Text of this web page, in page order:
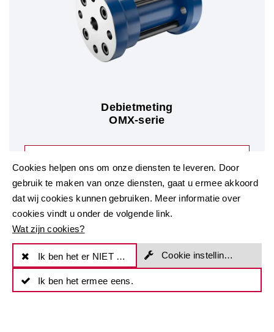
Debietmeting
OMX-serie
CONTACT KRAL
Cookies helpen ons om onze diensten te leveren. Door
gebruik te maken van onze diensten, gaat u ermee akkoord
dat wij cookies kunnen gebruiken. Meer informatie over
cookies vindt u onder de volgende link.
Wat zijn cookies?
Ik ben het er NIET mee eens Cookie instellingen
Ik ben het ermee eens.